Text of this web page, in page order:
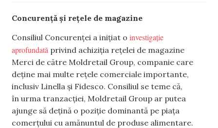
Concurență și rețele de magazine
Consiliul Concurenței a inițiat o investigație
aprofundată privind achiziția rețelei de magazine
Merci de către Moldretail Group, companie care
deține mai multe rețele comerciale importante,
inclusiv Linella și Fidesco. Consiliul se teme că,
în urma tranzacției, Moldretail Group ar putea
ajunge să dețină o poziție dominantă pe piața
comerțului cu amănuntul de produse alimentare.